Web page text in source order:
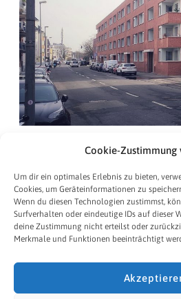
Cookie-Zustimmung
Um dir ein optimales Erlebnis zu bieten,
Cookies, um Geräteinformationen zu
Wenn du diesen Technologien zustimmst,
Surfverhalten oder eindeutige IDs auf dieser
deine Zustimmung nicht erteilst oder
Merkmale und Funktionen beeinträchtigt
234 HAU